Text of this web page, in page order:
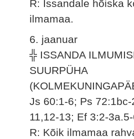
R: Issandale hõiska
ilmamaa.
6. jaanuar
╬ ISSANDA
SUURPÜHA
Js 60:1-6; Ps 72:1bc-
11,12-13; Ef 3:2-
R: Kõik ilmamaa